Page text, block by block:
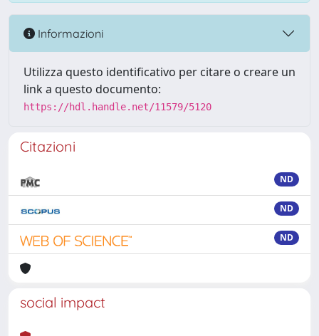
Informazioni
Utilizza questo identificativo per citare o creare un
link a questo documento:
https://hdl.handle.net/11579/5120
Citazioni
ND
ND
ND
social impact